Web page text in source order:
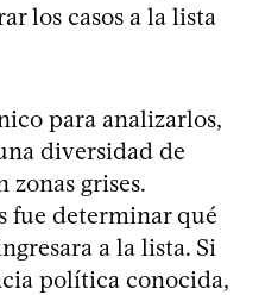
los casos a la lista
para analizarlos,
diversidad de
zonas grises.
fue determinar qué
a la lista. Si
política conocida,